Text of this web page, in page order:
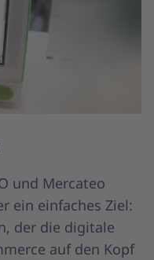
und Mercateo
ein einfaches Ziel:
der die digitale
auf den Kopf